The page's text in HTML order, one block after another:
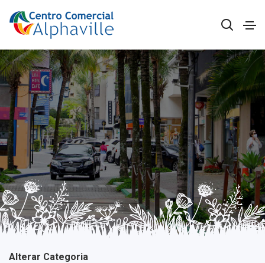
Alterar Categoria